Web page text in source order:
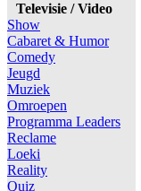
Televisie / Video
Show
Cabaret & Humor
Comedy
Jeugd
Muziek
Omroepen
Programma Leaders
Reclame
Loeki
Reality
Quiz